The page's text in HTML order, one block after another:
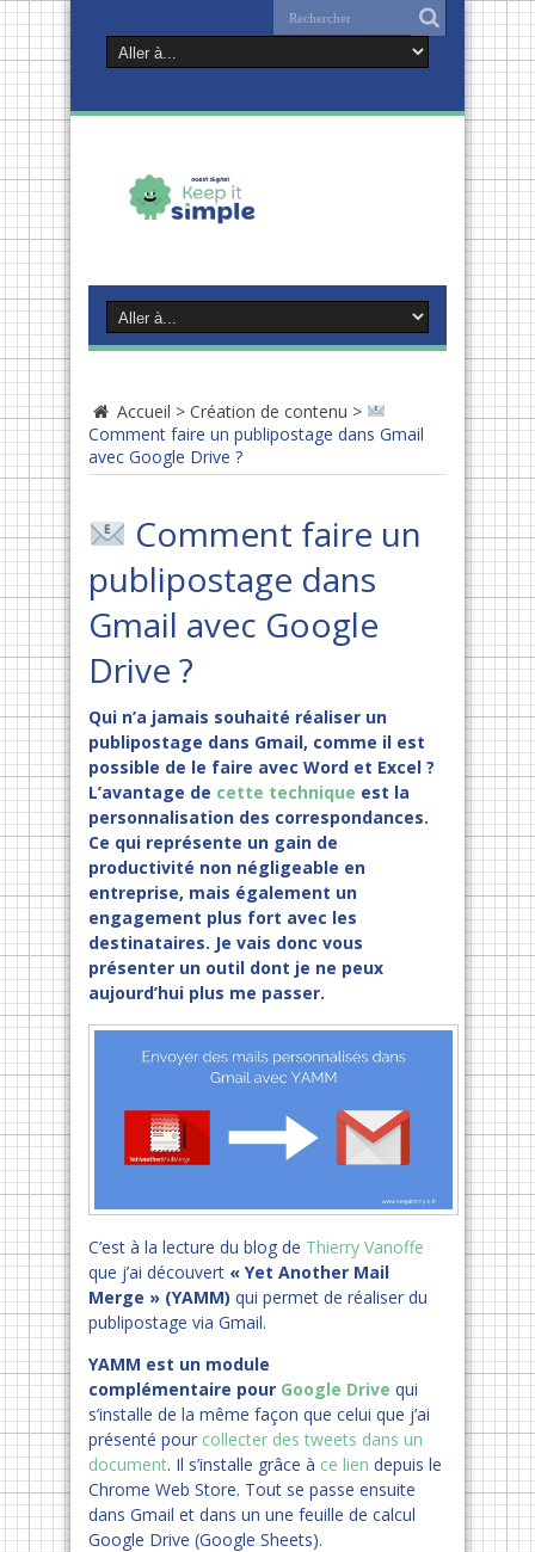
Accueil > Création de contenu >
Comment faire un publipostage dans Gmail
avec Google Drive ?
Comment faire un
publipostage dans
Gmail avec Google
Drive ?
Qui n’a jamais souhaité réaliser un
publipostage dans Gmail, comme il est
possible de le faire avec Word et Excel ?
L’avantage de cette technique est la
personnalisation des correspondances.
Ce qui représente un gain de
productivité non négligeable en
entreprise, mais également un
engagement plus fort avec les
destinataires. Je vais donc vous
présenter un outil dont je ne peux
aujourd’hui plus me passer.
C’est à la lecture du blog de Thierry Vanoffe
que j’ai découvert « Yet Another Mail
Merge » (YAMM) qui permet de réaliser du
publipostage via Gmail.
YAMM est un module
complémentaire pour Google Drive qui
s’installe de la même façon que celui que j’ai
présenté pour collecter des tweets dans un
document. Il s’installe grâce à ce lien depuis le
Chrome Web Store. Tout se passe ensuite
dans Gmail et dans un une feuille de calcul
Google Drive (Google Sheets).